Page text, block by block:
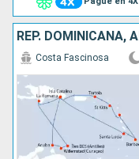
Costa Fascinosa